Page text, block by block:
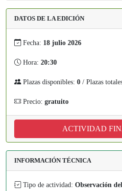
DATOS DE LA EDICIÓN
Fecha: 18 julio 2026
Hora: 20:30
Plazas disponibles: 0 / Plazas
Precio: gratuito
ACTIVIDAD
INFORMACIÓN TÉCNICA
Tipo de actividad: Observación